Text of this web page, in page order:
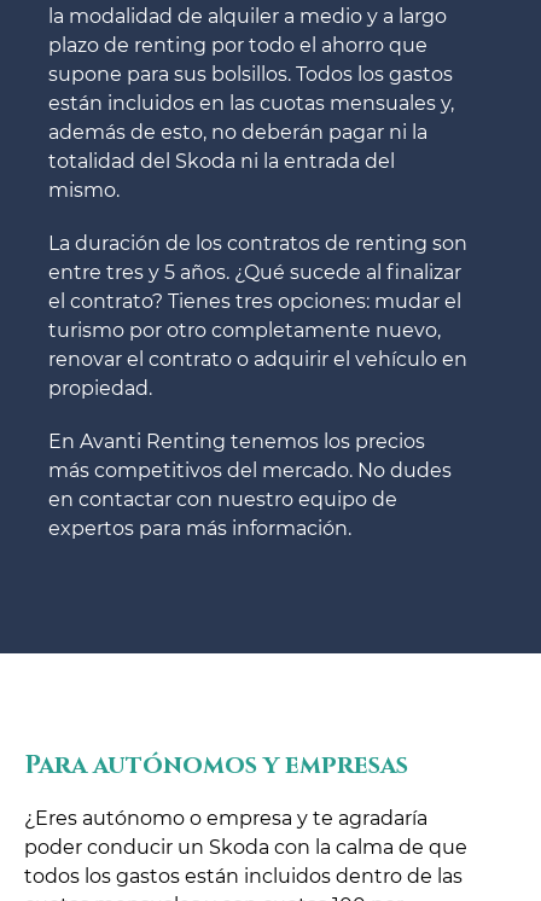
la modalidad de alquiler a medio y a largo
plazo de renting por todo el ahorro que
supone para sus bolsillos. Todos los gastos
están incluidos en las cuotas mensuales y,
además de esto, no deberán pagar ni la
totalidad del Skoda ni la entrada del
mismo.
La duración de los contratos de renting son
entre tres y 5 años. ¿Qué sucede al finalizar
el contrato? Tienes tres opciones: mudar el
turismo por otro completamente nuevo,
renovar el contrato o adquirir el vehículo en
propiedad.
En Avanti Renting tenemos los precios
más competitivos del mercado. No dudes
en contactar con nuestro equipo de
expertos para más información.
Para autónomos y empresas
¿Eres autónomo o empresa y te agradaría
poder conducir un Skoda con la calma de que
todos los gastos están incluidos dentro de las